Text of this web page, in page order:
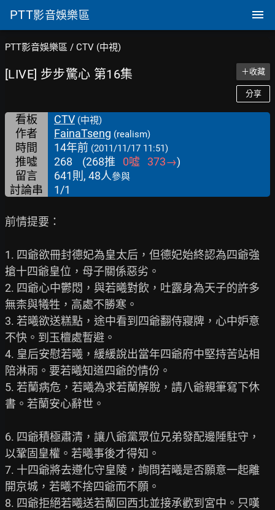
PTT影音娛樂區
PTT影音娛樂區 / CTV (中視)
[LIVE] 步步驚心 第16集 ＋收藏
分享
看板 CTV (中視)
作者 FainaTseng (realism)
時間 14年前 (2011/11/17 11:51)
推噓 268 (268推 0噓 373→)
留言
641則, 48人參與
討論串 1/1
前情提要：
1. 四爺欲冊封德妃為皇太后，但德妃始終認為四爺強
搶十四爺皇位，母子關係惡劣。
2. 四爺心中鬱悶，與若曦對飲，吐露身為天子的許多
無柰與犧牲，高處不勝寒。
3. 若曦欲送糕點，途中看到四爺翻侍寢牌，心中妒意
不快。到玉檀處暫避。
4. 皇后安慰若曦，緩緩說出當年四爺府中堅持苦站相
陪淋雨。要若曦知道四爺的情份。
5. 若蘭病危，若曦為求若蘭解脫，請八爺親筆寫下休
書。若蘭安心辭世。
6. 四爺積極肅清，讓八爺黨眾位兄弟發配邊陲駐守，
以鞏固皇權。若曦事後才得知。
7. 十四爺將去遵化守皇陵，詢問若曦是否願意一起離
開京城，若曦不捨四爺而不願。
8. 四爺拒絕若曦送若蘭回西北並接承歡到宮中。只嘆